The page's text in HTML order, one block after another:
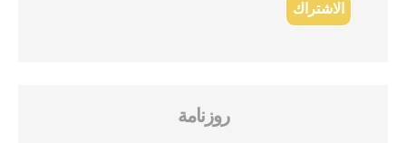
روزنامة